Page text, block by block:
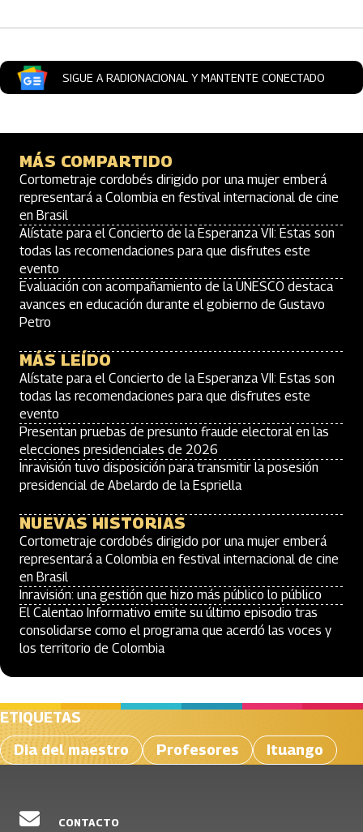
SIGUE A RADIONACIONAL Y MANTENTE CONECTADO
MÁS COMPARTIDO
Cortometraje cordobés dirigido por una mujer emberá
representará a Colombia en festival internacional de cine
en Brasil
Alístate para el Concierto de la Esperanza VII: Estas son
todas las recomendaciones para que disfrutes este
evento
Evaluación con acompañamiento de la UNESCO destaca
avances en educación durante el gobierno de Gustavo
Petro
MÁS LEÍDO
Alístate para el Concierto de la Esperanza VII: Estas son
todas las recomendaciones para que disfrutes este
evento
Presentan pruebas de presunto fraude electoral en las
elecciones presidenciales de 2026
Inravisión tuvo disposición para transmitir la posesión
presidencial de Abelardo de la Espriella
NUEVAS HISTORIAS
Cortometraje cordobés dirigido por una mujer emberá
representará a Colombia en festival internacional de cine
en Brasil
Inravisión: una gestión que hizo más público lo público
El Calentao Informativo emite su último episodio tras
consolidarse como el programa que acerdó las voces y
los territorio de Colombia
ETIQUETAS
Dia del maestro
Profesores Ituango
CONTACTO